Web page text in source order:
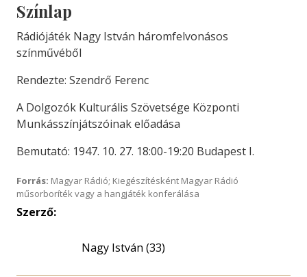
Színlap
Rádiójáték Nagy István háromfelvonásos
színművéből
Rendezte: Szendrő Ferenc
A Dolgozók Kulturális Szövetsége Központi
Munkásszínjátszóinak előadása
Bemutató: 1947. 10. 27. 18:00-19:20 Budapest I.
Forrás: Magyar Rádió; Kiegészítésként Magyar Rádió
műsorboríték vagy a hangjáték konferálása
Szerző:
Nagy István (33)